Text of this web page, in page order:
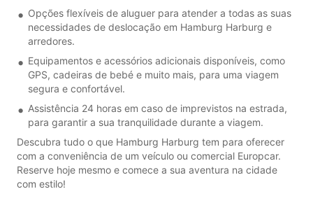
Opções flexíveis de aluguer para atender a todas as suas
necessidades de deslocação em Hamburg Harburg e
arredores.
Equipamentos e acessórios adicionais disponíveis, como
GPS, cadeiras de bebé e muito mais, para uma viagem
segura e confortável.
Assistência 24 horas em caso de imprevistos na estrada,
para garantir a sua tranquilidade durante a viagem.
Descubra tudo o que Hamburg Harburg tem para oferecer
com a conveniência de um veículo ou comercial Europcar.
Reserve hoje mesmo e comece a sua aventura na cidade
com estilo!